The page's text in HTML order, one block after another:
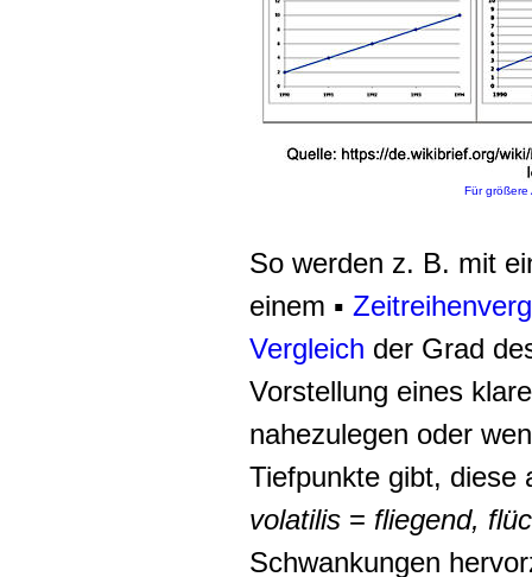
Für größere
So werden z. B. mit
einem ▪
Vergleich der Grad
Vorstellung eines
nahezulegen oder
Tiefpunkte gibt, diese
volatilis = fliegend,
Schwankungen